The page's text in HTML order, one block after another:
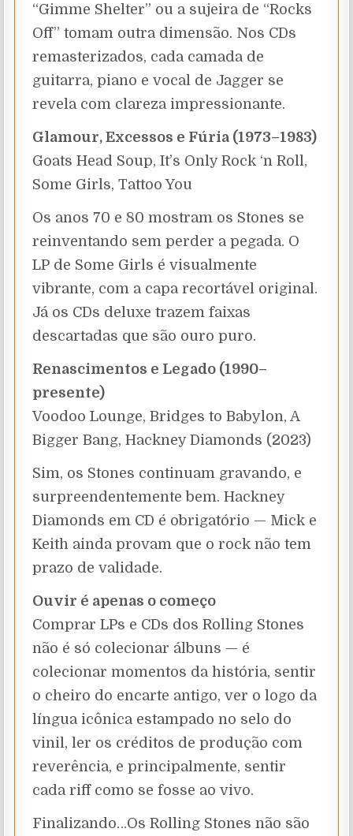
“Gimme Shelter” ou a sujeira de “Rocks
Off” tomam outra dimensão. Nos CDs
remasterizados, cada camada de
guitarra, piano e vocal de Jagger se
revela com clareza impressionante.
Glamour, Excessos e Fúria (1973–1983)
Goats Head Soup, It’s Only Rock ‘n Roll,
Some Girls, Tattoo You
Os anos 70 e 80 mostram os Stones se
reinventando sem perder a pegada. O
LP de Some Girls é visualmente
vibrante, com a capa recortável original.
Já os CDs deluxe trazem faixas
descartadas que são ouro puro.
Renascimentos e Legado (1990–
presente)
Voodoo Lounge, Bridges to Babylon, A
Bigger Bang, Hackney Diamonds (2023)
Sim, os Stones continuam gravando, e
surpreendentemente bem. Hackney
Diamonds em CD é obrigatório — Mick e
Keith ainda provam que o rock não tem
prazo de validade.
Ouvir é apenas o começo
Comprar LPs e CDs dos Rolling Stones
não é só colecionar álbuns — é
colecionar momentos da história, sentir
o cheiro do encarte antigo, ver o logo da
língua icônica estampado no selo do
vinil, ler os créditos de produção com
reverência, e principalmente, sentir
cada riff como se fosse ao vivo.
Finalizando…Os Rolling Stones não são